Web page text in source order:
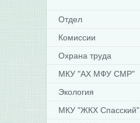
Отдел
Комиссии
Охрана труда
МКУ "АХ МФУ СМР"
Экология
МКУ "ЖКХ Спасский"